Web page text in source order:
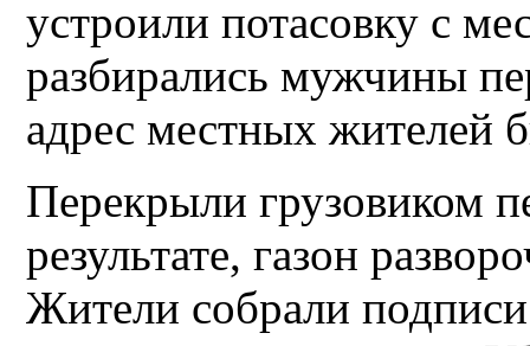
устроили потасовку с
разбирались мужчины
адрес местных жителей
Перекрыли грузовиком
результате, газон
Жители собрали